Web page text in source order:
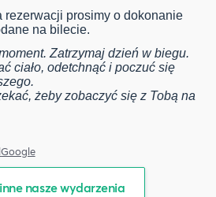
rezerwacji prosimy o dokonanie
na bilecie.
Zatrzymaj dzień w biegu.
ciało, odetchnąć i poczuć się
żeby zobaczyć się z Tobą na
Google
nasze wydarzenia